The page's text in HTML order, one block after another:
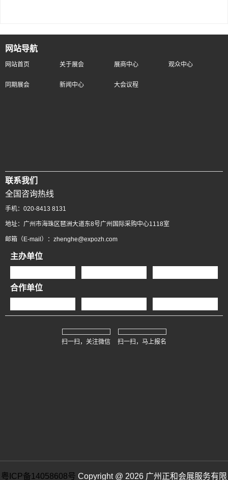
网站导航
网站首页 关于展会 展商中心 观众中心
同期展会 新闻中心 大会议程
联系我们
全国咨询热线
手机：020-8413 8131
地址：广州市海珠区琶洲大道东8号广州国际采购中心1118室
邮箱（E-mail）：zhenghe@expozh.com
主办单位
合作单位
扫一扫，关注微信 扫一扫，马上报名
粤ICP备14058608号 Copyright @ 2026 广州正和会展服务有限